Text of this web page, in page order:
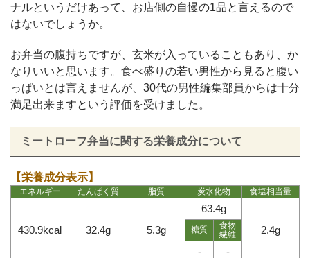
ナルというだけあって、お店側の自慢の1品と言えるので
はないでしょうか。
お弁当の腹持ちですが、玄米が入っていることもあり、か
なりいいと思います。食べ盛りの若い男性から見ると腹い
っぱいとは言えませんが、30代の男性編集部員からは十分
満足出来ますという評価を受けました。
ミートローフ弁当に関する栄養成分について
【栄養成分表示】
エネルギー たんぱく質 脂質 炭水化物 食塩相当量
430.9kcal 32.4g 5.3g
63.4g
2.4g
糖質
食物
繊維
- -